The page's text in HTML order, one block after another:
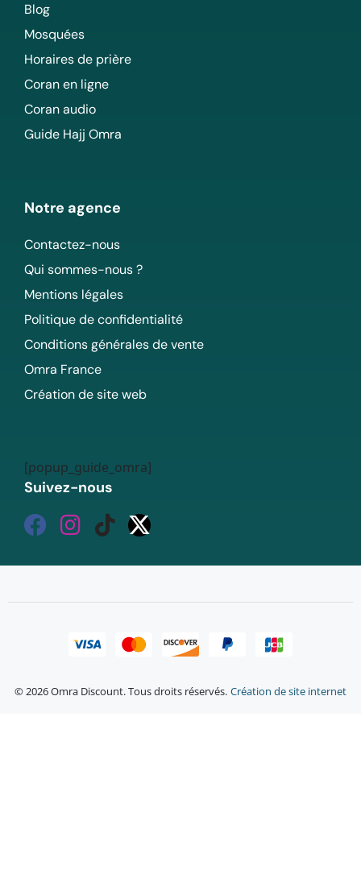
Blog
Mosquées
Horaires de prière
Coran en ligne
Coran audio
Guide Hajj Omra
Notre agence
Contactez-nous
Qui sommes-nous ?
Mentions légales
Politique de confidentialité
Conditions générales de vente
Omra France
Création de site web
[popup_guide_omra]
Suivez-nous
© 2026 Omra Discount. Tous droits réservés. Création de site internet